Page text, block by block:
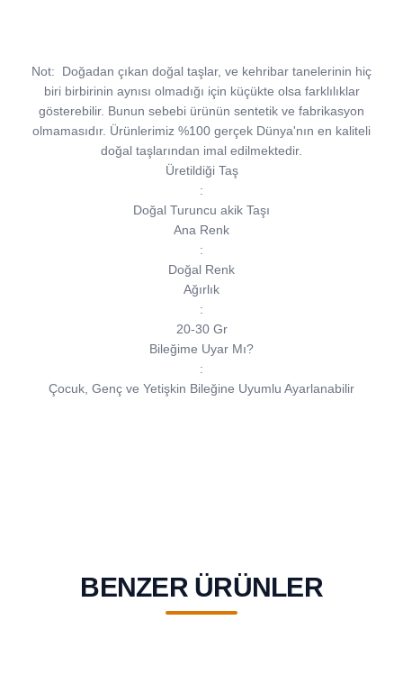
Not: Doğadan çıkan doğal taşlar, ve kehribar tanelerinin hiç
biri birbirinin aynısı olmadığı için küçükte olsa farklılıklar
gösterebilir. Bunun sebebi ürünün sentetik ve fabrikasyon
olmamasıdır. Ürünlerimiz %100 gerçek Dünya'nın en kaliteli
doğal taşlarından imal edilmektedir.
Üretildiği Taş
:
Doğal Turuncu akik Taşı
Ana Renk
:
Doğal Renk
Ağırlık
:
20-30 Gr
Bileğime Uyar Mı?
:
Çocuk, Genç ve Yetişkin Bileğine Uyumlu Ayarlanabilir
BENZER ÜRÜNLER